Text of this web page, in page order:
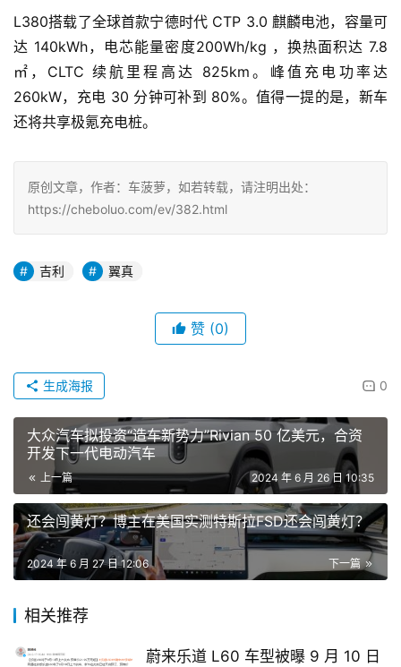
L380搭载了全球首款宁德时代 CTP 3.0 麒麟电池，容量可
达 140kWh，电芯能量密度200Wh/kg ，换热面积达 7.8
㎡，CLTC 续航里程高达 825km。峰值充电功率达
260kW，充电 30 分钟可补到 80%。值得一提的是，新车
还将共享极氪充电桩。
原创文章，作者：车菠萝，如若转载，请注明出处：
https://cheboluo.com/ev/382.html
吉利 翼真
赞 (0)
0
生成海报
大众汽车拟投资“造车新势力”Rivian 50 亿美元，合资
开发下一代电动汽车
上一篇 2024 年 6 月 26 日 10:35
还会闯黄灯？博主在美国实测特斯拉FSD还会闯黄灯？
下一篇
2024 年 6 月 27 日 12:06
相关推荐
蔚来乐道 L60 车型被曝 9 月 10 日